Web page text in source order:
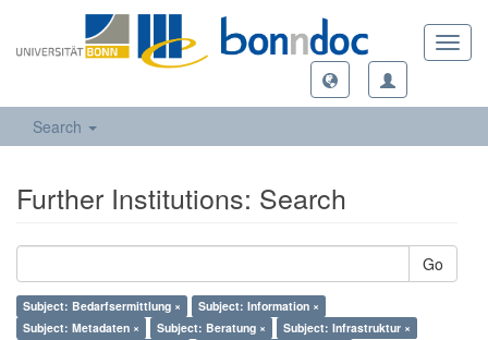
Search
Further Institutions: Search
Go
Subject: Bedarfsermittlung ×
Subject: Information ×
Subject: Metadaten ×
Subject: Beratung ×
Subject: Infrastruktur ×